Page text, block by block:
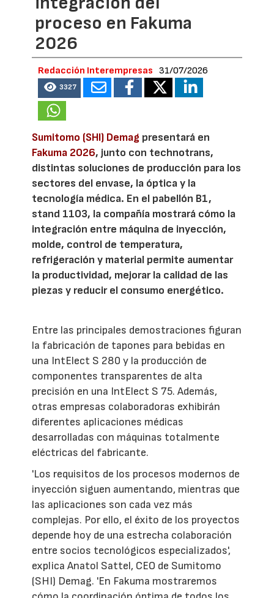
proceso en Fakuma
2026
Redacción Interempresas 31/07/2026
3327
Sumitomo (SHI) Demag presentará en
Fakuma 2026, junto con technotrans,
distintas soluciones de producción para los
sectores del envase, la óptica y la
tecnología médica. En el pabellón B1,
stand 1103, la compañía mostrará cómo la
integración entre máquina de inyección,
molde, control de temperatura,
refrigeración y material permite aumentar
la productividad, mejorar la calidad de las
piezas y reducir el consumo energético.
Entre las principales demostraciones figuran
la fabricación de tapones para bebidas en
una IntElect S 280 y la producción de
componentes transparentes de alta
precisión en una IntElect S 75. Además,
otras empresas colaboradoras exhibirán
diferentes aplicaciones médicas
desarrolladas con máquinas totalmente
eléctricas del fabricante.
'Los requisitos de los procesos modernos de
inyección siguen aumentando, mientras que
las aplicaciones son cada vez más
complejas. Por ello, el éxito de los proyectos
depende hoy de una estrecha colaboración
entre socios tecnológicos especializados',
explica Anatol Sattel, CEO de Sumitomo
(SHI) Demag. 'En Fakuma mostraremos